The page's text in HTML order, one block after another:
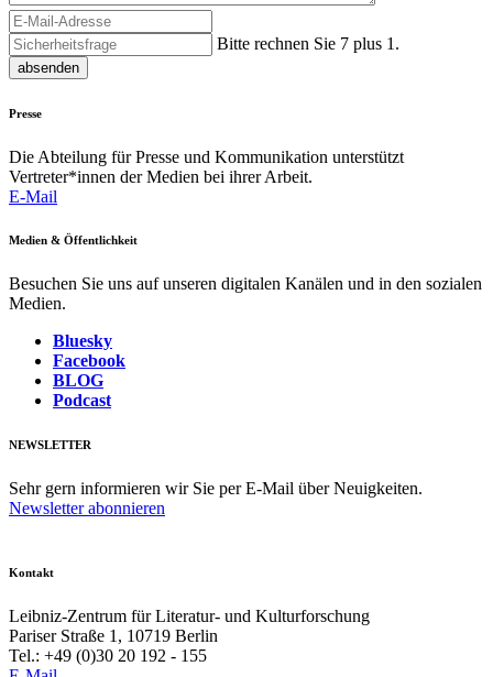
Bitte rechnen Sie 7 plus 1.
absenden
Presse
Die Abteilung für Presse und Kommunikation unterstützt
Vertreter*innen der Medien bei ihrer Arbeit.
E-Mail
Medien & Öffentlichkeit
Besuchen Sie uns auf unseren digitalen Kanälen und in den sozialen
Medien.
Bluesky
Facebook
BLOG
Podcast
NEWSLETTER
Sehr gern informieren wir Sie per E-Mail über Neuigkeiten.
Newsletter abonnieren
Kontakt
Leibniz-Zentrum für Literatur- und Kulturforschung
Pariser Straße 1, 10719 Berlin
Tel.: +49 (0)30 20 192 - 155